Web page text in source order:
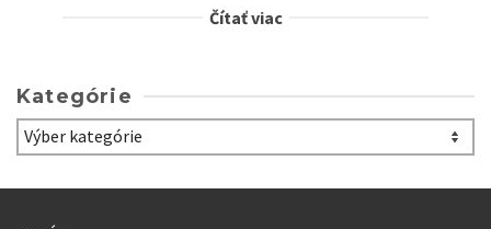
Čítať viac
Kategórie
Kategórie